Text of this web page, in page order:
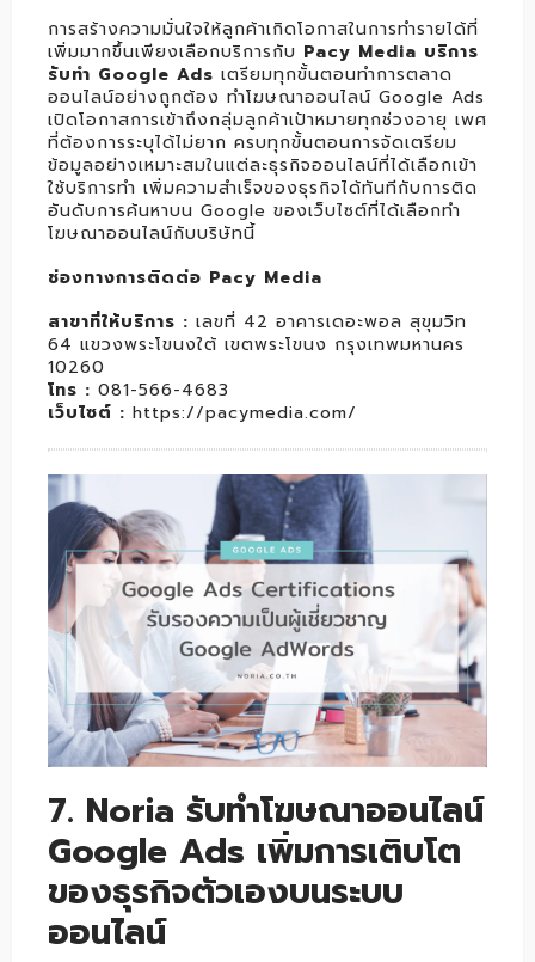
การสร้างความมั่นใจให้ลูกค้าเกิดโอกาสในการทำรายได้ที่
เพิ่มมากขึ้นเพียงเลือกบริการกับ Pacy Media บริการ
รับทำ Google Ads เตรียมทุกขั้นตอนทำการตลาด
ออนไลน์อย่างถูกต้อง ทำโฆษณาออนไลน์ Google Ads
เปิดโอกาสการเข้าถึงกลุ่มลูกค้าเป้าหมายทุกช่วงอายุ เพศ
ที่ต้องการระบุได้ไม่ยาก ครบทุกขั้นตอนการจัดเตรียม
ข้อมูลอย่างเหมาะสมในแต่ละธุรกิจออนไลน์ที่ได้เลือกเข้า
ใช้บริการทำ เพิ่มความสำเร็จของธุรกิจได้ทันทีกับการติด
อันดับการค้นหาบน Google ของเว็บไซต์ที่ได้เลือกทำ
โฆษณาออนไลน์กับบริษัทนี้
ช่องทางการติดต่อ Pacy Media
สาขาที่ให้บริการ : เลขที่ 42 อาคารเดอะพอล สุขุมวิท
64 แขวงพระโขนงใต้ เขตพระโขนง กรุงเทพมหานคร
10260
โทร : 081-566-4683
เว็บไซต์ : https://pacymedia.com/
7. Noria รับทำโฆษณาออนไลน์
Google Ads เพิ่มการเติบโต
ของธุรกิจตัวเองบนระบบ
ออนไลน์